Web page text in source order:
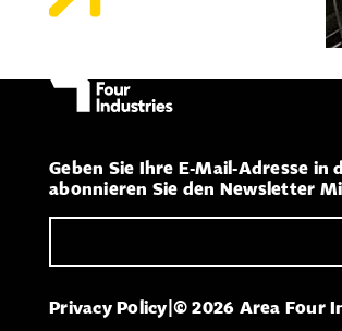
Geben Sie Ihre E-Mail-Adresse in
abonnieren Sie den Newsletter
Privacy Policy|© 2026 Area Four